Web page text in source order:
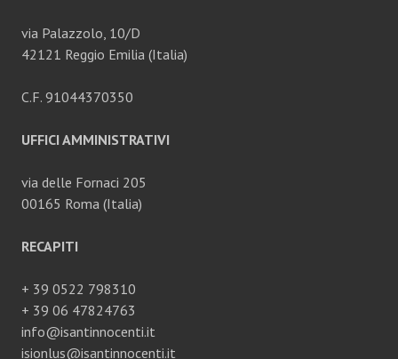
via Palazzolo, 10/D
42121 Reggio Emilia (Italia)
C.F. 91044370350
UFFICI AMMINISTRATIVI
via delle Fornaci 205
00165 Roma (Italia)
RECAPITI
+ 39 0522 798310
+ 39 06 47824763
info@isantinnocenti.it
isionlus@isantinnocenti.it